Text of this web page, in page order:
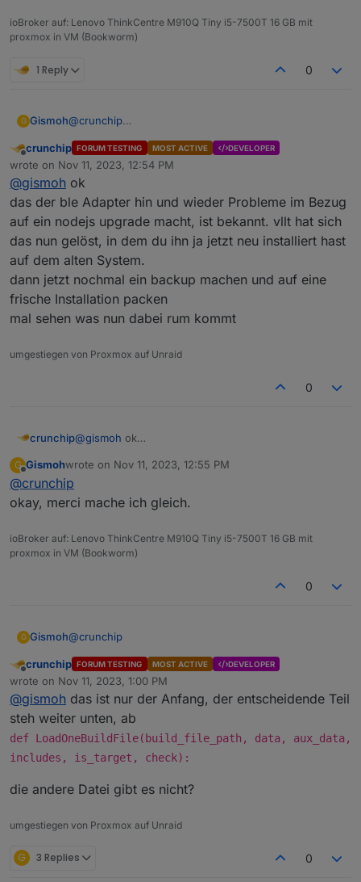
from gyp.common import GypError
from gyp.common
# A list of types that are treated as linkable.
"shared_library"
ioBroker auf: Lenovo ThinkCentre M910Q Tiny i5-7500T 16 GB mit
proxmox in VM (Bookworm)
1 Reply 0
G Gismoh@crunchip
Offline
crunchip FORUM TESTING MOST ACTIVE DEVELOPER
wrote on Nov 11, 2023, 12:54 PM
last edited by
@gismoh ok
das der ble Adapter hin und wieder Probleme im Bezug
auf ein nodejs upgrade macht, ist bekannt. vllt hat sich
das nun gelöst, in dem du ihn ja jetzt neu installiert hast
auf dem alten System.
dann jetzt nochmal ein backup machen und auf eine
frische Installation packen
mal sehen was nun dabei rum kommt
umgestiegen von Proxmox auf Unraid
0
crunchip@gismoh ok
Bezug auf ein nodejs upgrade macht, ist bekannt. vllt
installiert hast auf dem alten System.
dann jetzt nochmal ein backup machen und auf eine
mal sehen was nun dabei rum kommt
G Gismohwrote on Nov 11, 2023, 12:55 PM
last edited by
@crunchip
okay, merci mache ich gleich.
ioBroker auf: Lenovo ThinkCentre M910Q Tiny i5-7500T 16 GB mit
proxmox in VM (Bookworm)
0
G Gismoh@crunchip
# Copyright (c) 2012 Google Inc. All rights
# Use of this source code is governed by a
# found in the LICENSE file.
import ast
import gyp.simple_copy
import os.path
Offline
crunchip FORUM TESTING MOST ACTIVE DEVELOPER
wrote on Nov 11, 2023, 1:00 PM
last edited by
@gismoh das ist nur der Anfang, der entscheidende Teil
steh weiter unten, ab
def LoadOneBuildFile(build_file_path, data, aux_data,
includes, is_target, check):
die andere Datei gibt es nicht?
umgestiegen von Proxmox auf Unraid
G 3 Replies 0